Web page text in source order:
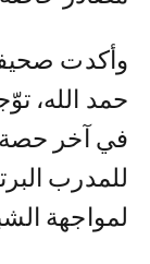
وأكدت
حمد الله،
في آخر حصة
للمدرب
لمواجهة